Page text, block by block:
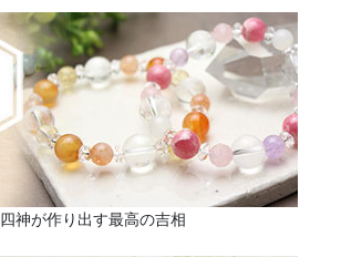
四神が作り出す最高の吉相